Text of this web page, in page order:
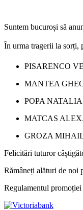
Suntem bucuroși să
În urma tragerii la sorți,
PISARENCO
MANTEA
POPA
MATCAS
GROZA
Felicitări tuturor
Rămâneți alături de noi
Regulamentul promoției